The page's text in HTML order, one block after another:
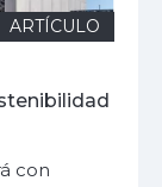
ARTÍCULO
con